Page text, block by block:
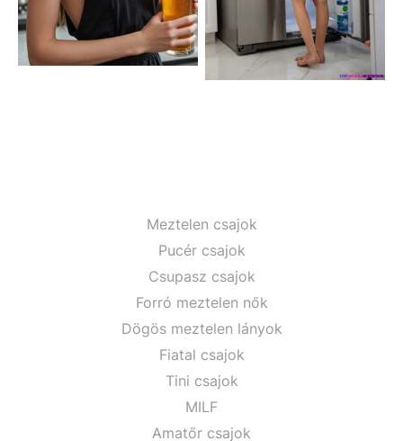
Meztelen csajok
Pucér csajok
Csupasz csajok
Forró meztelen nők
Dögös meztelen lányok
Fiatal csajok
Tini csajok
MILF
Amatőr csajok